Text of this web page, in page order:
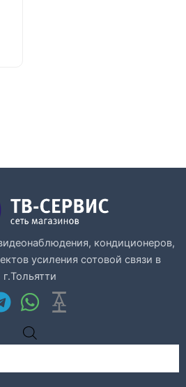
кондиционеров,
усиления сотовой связи в
г.Тольятти
товаров